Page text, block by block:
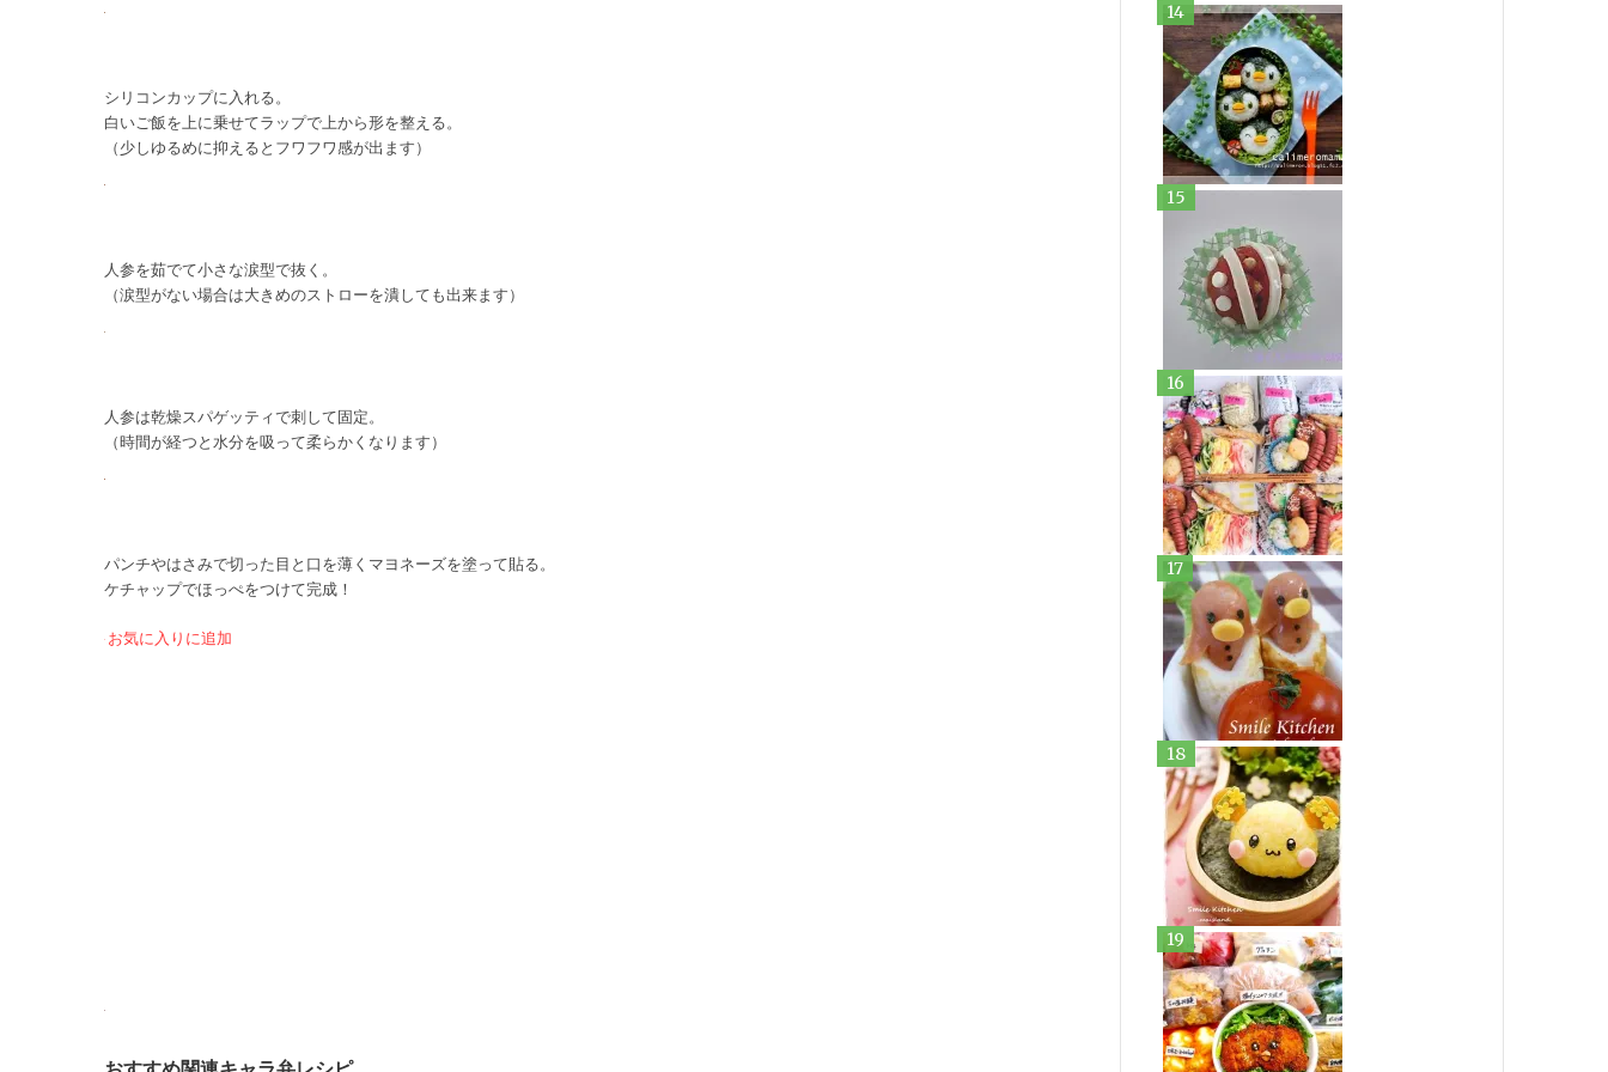
シリコンカップに入れる。
白いご飯を上に乗せてラップで上から形を整える。
（少しゆるめに抑えるとフワフワ感が出ます）
人参を茹でて小さな涙型で抜く。
（涙型がない場合は大きめのストローを潰しても出来ます）
人参は乾燥スパゲッティで刺して固定。
（時間が経つと水分を吸って柔らかくなります）
パンチやはさみで切った目と口を薄くマヨネーズを塗って貼る。
ケチャップでほっぺをつけて完成！
お気に入りに追加